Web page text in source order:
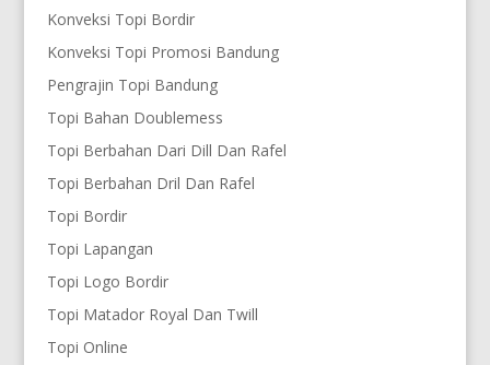
Konveksi Topi Bordir
Konveksi Topi Promosi Bandung
Pengrajin Topi Bandung
Topi Bahan Doublemess
Topi Berbahan Dari Dill Dan Rafel
Topi Berbahan Dril Dan Rafel
Topi Bordir
Topi Lapangan
Topi Logo Bordir
Topi Matador Royal Dan Twill
Topi Online